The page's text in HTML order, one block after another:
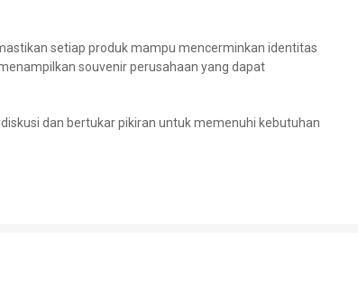
setiap produk mampu mencerminkan identitas
souvenir perusahaan yang dapat
dan bertukar pikiran untuk memenuhi kebutuhan